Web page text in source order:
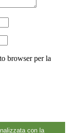
di
browser per la
con la